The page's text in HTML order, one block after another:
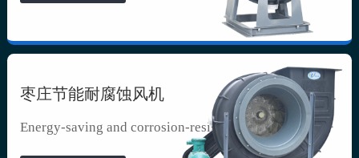
枣庄节能耐腐蚀风机
Energy-saving and corrosion-resista...